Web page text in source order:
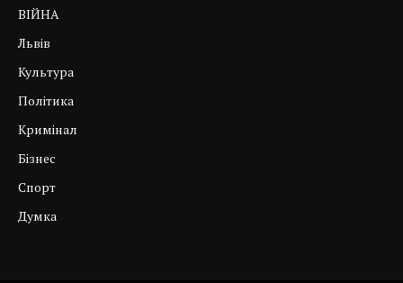
ВІЙНА
Львів
Культура
Політика
Кримінал
Бізнес
Спорт
Думка